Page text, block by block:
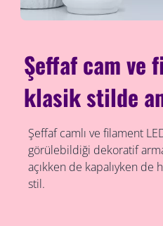
Şeffaf cam ve
klasik stilde
Şeffaf camlı ve filament
görülebildiği dekoratif
açıkken de kapalıyken de
stil.